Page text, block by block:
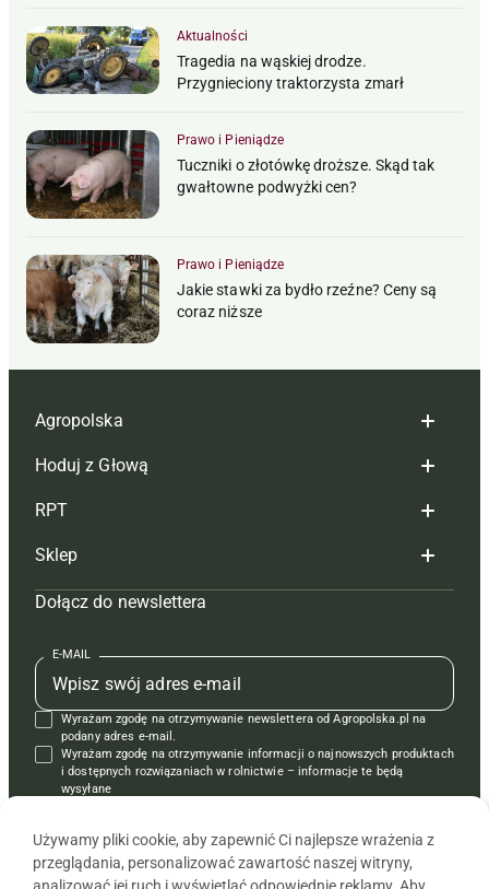
Aktualności
Tragedia na wąskiej drodze.
Przygnieciony traktorzysta zmarł
Prawo i Pieniądze
Tuczniki o złotówkę droższe. Skąd tak
gwałtowne podwyżki cen?
Prawo i Pieniądze
Jakie stawki za bydło rzeźne? Ceny są
coraz niższe
Agropolska
Redakcja
Reklama
Tagi
Mapa serwisu
Kontakt
Regulamin
Polityka prywatności
Hoduj z Głową
Hoduj z głową bydło
Hoduj z głową świnie
Prenumerata
Redakcja
Kontakt
Reklama
RPT
Redakcja
Prenumerata
Reklama
Kontakt
Krzyżówki
Sklep
Czasopisma i prenumerata
Książki
Regulamin
Dołącz do newslettera
E-MAIL
Wyrażam zgodę na otrzymywanie newslettera od Agropolska.pl na
podany adres e-mail.
Wyrażam zgodę na otrzymywanie informacji o najnowszych produktach
i dostępnych rozwiązaniach w rolnictwie – informacje te będą
wysyłane
Używamy pliki cookie, aby zapewnić Ci najlepsze wrażenia z
przeglądania, personalizować zawartość naszej witryny,